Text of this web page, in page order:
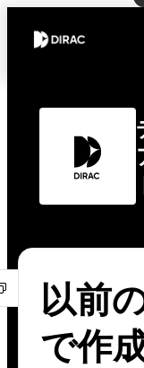
以前
で作